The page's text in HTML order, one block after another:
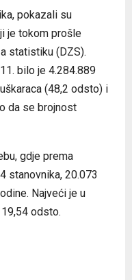
pokazali su
je tokom prošle
statistiku (DZS).
bilo je 4.284.889
(48,2 odsto) i
da se brojnost
gdje prema
stanovnika, 20.073
Najveći je u
odsto.